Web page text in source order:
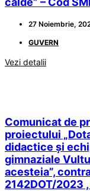
27 Noiembrie,
GUVERN
Vezi detalii
Comunicat de
proiectului
didactice și
gimnaziale
acesteia”,
2142DOT/2023